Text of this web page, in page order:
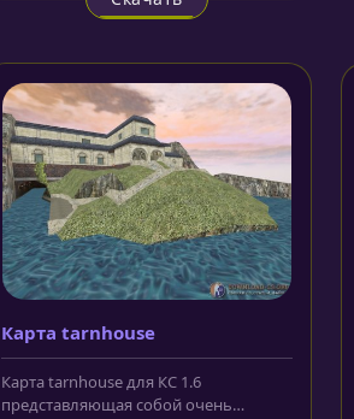
Карта tarnhouse
Карта tarnhouse для КС 1.6
представляющая собой очень